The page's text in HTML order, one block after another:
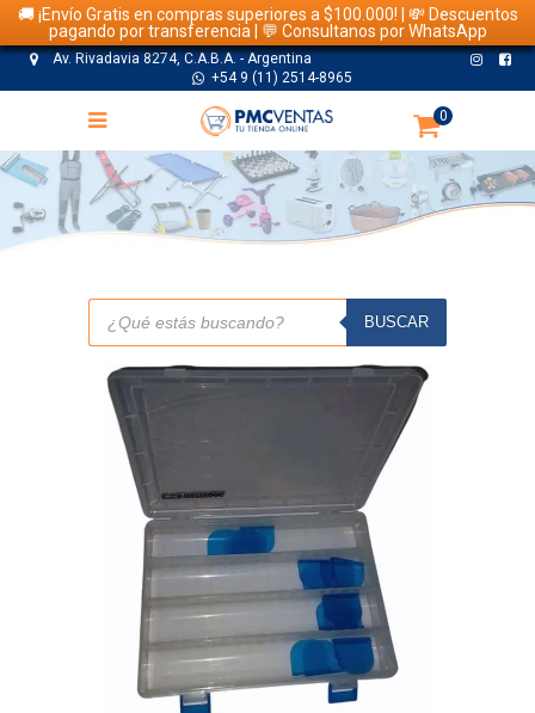
🚚 ¡Envío Gratis en compras superiores a $100.000! | 💸 Descuentos
pagando por transferencia | 💬 Consultanos por WhatsApp
Av. Rivadavia 8274, C.A.B.A. - Argentina
+54 9 (11) 2514-8965
0
TIENDA
Búsqueda
productos
BUSCAR